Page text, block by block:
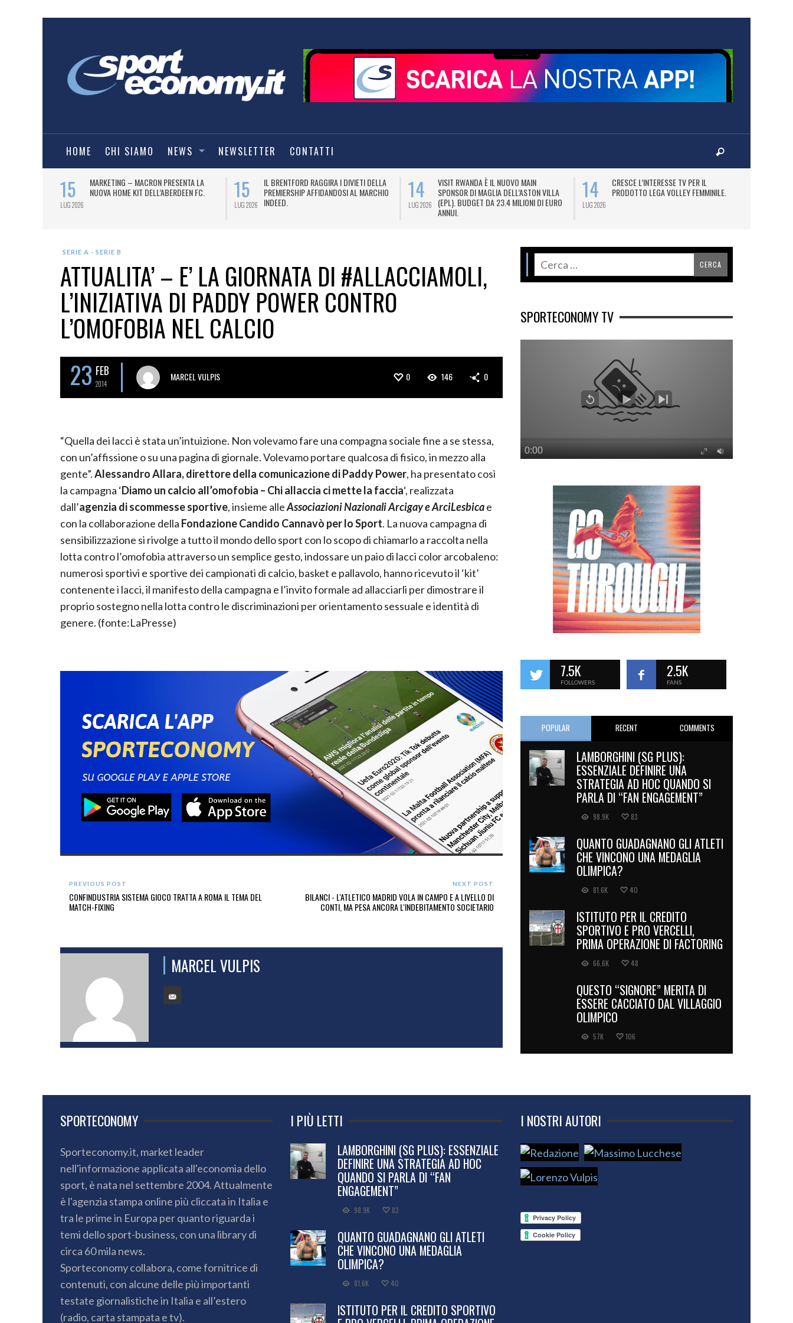
HOME CHI SIAMO NEWS NEWSLETTER CONTATTI
15
LUG 2026
MARKETING – MACRON PRESENTA LA
NUOVA HOME KIT DELL’ABERDEEN FC.
15
LUG 2026
IL BRENTFORD RAGGIRA I DIVIETI DELLA
PREMIERSHIP AFFIDANDOSI AL MARCHIO
INDEED.
14
LUG 2026
VISIT RWANDA È IL NUOVO MAIN
SPONSOR DI MAGLIA DELL’ASTON VILLA
(EPL). BUDGET DA 23.4 MILIONI DI EURO
ANNUI.
14
LUG 2026
CRESCE L’INTERESSE TV PER IL
PRODOTTO LEGA VOLLEY FEMMINILE.
SERIE A - SERIE B
ATTUALITA’ – E’ LA GIORNATA DI #ALLACCIAMOLI,
L’INIZIATIVA DI PADDY POWER CONTRO
L’OMOFOBIA NEL CALCIO
23 FEB
2014
MARCEL VULPIS 0 146 0
“Quella dei lacci è stata un’intuizione. Non volevamo fare una compagna sociale fine a se stessa,
con un’affissione o su una pagina di giornale. Volevamo portare qualcosa di fisico, in mezzo alla
gente”.Alessandro Allara, direttore della comunicazione di Paddy Power, ha presentato così
la campagna ‘Diamo un calcio all’omofobia – Chi allaccia ci mette la faccia‘, realizzata
dall’agenzia di scommesse sportive, insieme alleAssociazioni Nazionali Arcigay e ArciLesbicae
con la collaborazione della Fondazione Candido Cannavò per lo Sport. La nuova campagna di
sensibilizzazione si rivolge a tutto il mondo dello sport con lo scopo di chiamarlo a raccolta nella
lotta contro l’omofobia attraverso un semplice gesto, indossare un paio di lacci color arcobaleno:
numerosi sportivi e sportive dei campionati di calcio, basket e pallavolo, hanno ricevuto il ‘kit’
contenente i lacci, il manifesto della campagna e l’invito formale ad allacciarli per dimostrare il
proprio sostegno nella lotta contro le discriminazioni per orientamento sessuale e identità di
genere. (fonte:LaPresse)
PREVIOUS POST
CONFINDUSTRIA SISTEMA GIOCO TRATTA A ROMA IL TEMA DEL
MATCH-FIXING
NEXT POST
BILANCI - L'ATLETICO MADRID VOLA IN CAMPO E A LIVELLO DI
CONTI, MA PESA ANCORA L'INDEBITAMENTO SOCIETARIO
MARCEL VULPIS
SPORTECONOMY TV
7.5K
FOLLOWERS
2.5K
FANS
POPULAR RECENT COMMENTS
LAMBORGHINI (SG PLUS):
ESSENZIALE DEFINIRE UNA
STRATEGIA AD HOC QUANDO SI
PARLA DI “FAN ENGAGEMENT”
98.9K 83
QUANTO GUADAGNANO GLI ATLETI
CHE VINCONO UNA MEDAGLIA
OLIMPICA?
81.6K 40
ISTITUTO PER IL CREDITO
SPORTIVO E PRO VERCELLI,
PRIMA OPERAZIONE DI FACTORING
66.6K 48
QUESTO “SIGNORE” MERITA DI
ESSERE CACCIATO DAL VILLAGGIO
OLIMPICO
57K 106
SPORTECONOMY
Sporteconomy.it, market leader
nell'informazione applicata all'economia dello
sport, è nata nel settembre 2004. Attualmente
è l'agenzia stampa online più cliccata in Italia e
tra le prime in Europa per quanto riguarda i
temi dello sport-business, con una library di
circa 60 mila news.
Sporteconomy collabora, come fornitrice di
contenuti, con alcune delle più importanti
testate giornalistiche in Italia e all’estero
(radio, carta stampata e tv).
I PIÙ LETTI
LAMBORGHINI (SG PLUS): ESSENZIALE
DEFINIRE UNA STRATEGIA AD HOC
QUANDO SI PARLA DI “FAN
ENGAGEMENT”
98.9K 83
QUANTO GUADAGNANO GLI ATLETI
CHE VINCONO UNA MEDAGLIA
OLIMPICA?
81.6K 40
ISTITUTO PER IL CREDITO SPORTIVO
I NOSTRI AUTORI